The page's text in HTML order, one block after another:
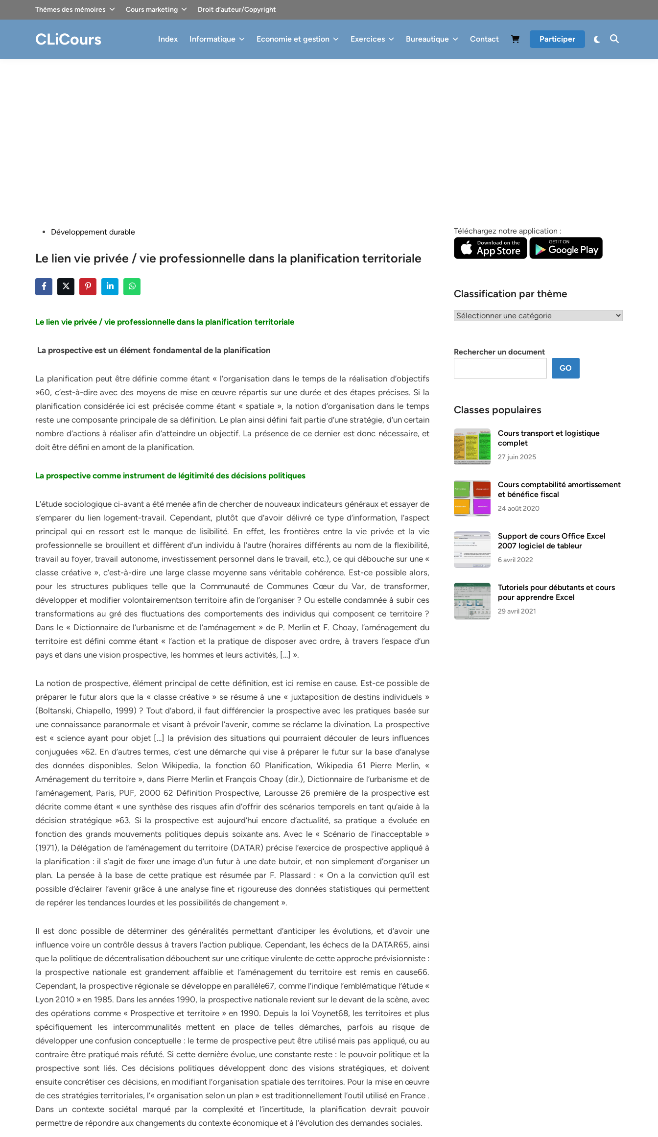
Thèmes des mémoires Cours marketing Droit d’auteur/Copyright
CLiCours Index Informatique Economie et gestion Exercices Bureautique Contact Participer
PostedDéveloppement durable
Le lien vie privée / vie professionnelle dans la planification territoriale
Le lien vie privée / vie professionnelle dans la planification territoriale
La prospective est un élément fondamental de la planification
La planification peut être définie comme étant « l’organisation dans le temps de la réalisation d’objectifs
»60, c’est-à-dire avec des moyens de mise en œuvre répartis sur une durée et des étapes précises. Si la
planification considérée ici est précisée comme étant « spatiale », la notion d’organisation dans le temps
reste une composante principale de sa définition. Le plan ainsi défini fait partie d’une stratégie, d’un certain
nombre d’actions à réaliser afin d’atteindre un objectif. La présence de ce dernier est donc nécessaire, et
doit être défini en amont de la planification.
La prospective comme instrument de légitimité des décisions politiques
L’étude sociologique ci-avant a été menée afin de chercher de nouveaux indicateurs généraux et essayer de
s’emparer du lien logement-travail. Cependant, plutôt que d’avoir délivré ce type d’information, l’aspect
principal qui en ressort est le manque de lisibilité. En effet, les frontières entre la vie privée et la vie
professionnelle se brouillent et diffèrent d’un individu à l’autre (horaires différents au nom de la flexibilité,
travail au foyer, travail autonome, investissement personnel dans le travail, etc.), ce qui débouche sur une «
classe créative », c’est-à-dire une large classe moyenne sans véritable cohérence. Est-ce possible alors,
pour les structures publiques telle que la Communauté de Communes Cœur du Var, de transformer,
développer et modifier volontairementson territoire afin de l’organiser ? Ou estelle condamnée à subir ces
transformations au gré des fluctuations des comportements des individus qui composent ce territoire ?
Dans le « Dictionnaire de l’urbanisme et de l’aménagement » de P. Merlin et F. Choay, l’aménagement du
territoire est défini comme étant « l’action et la pratique de disposer avec ordre, à travers l’espace d’un
pays et dans une vision prospective, les hommes et leurs activités, […] ».
La notion de prospective, élément principal de cette définition, est ici remise en cause. Est-ce possible de
préparer le futur alors que la « classe créative » se résume à une « juxtaposition de destins individuels »
(Boltanski, Chiapello, 1999) ? Tout d’abord, il faut différencier la prospective avec les pratiques basée sur
une connaissance paranormale et visant à prévoir l’avenir, comme se réclame la divination. La prospective
est « science ayant pour objet […] la prévision des situations qui pourraient découler de leurs influences
conjuguées »62. En d’autres termes, c’est une démarche qui vise à préparer le futur sur la base d’analyse
des données disponibles. Selon Wikipedia, la fonction 60 Planification, Wikipedia 61 Pierre Merlin, «
Aménagement du territoire », dans Pierre Merlin et François Choay (dir.), Dictionnaire de l’urbanisme et de
l’aménagement, Paris, PUF, 2000 62 Définition Prospective, Larousse 26 première de la prospective est
décrite comme étant « une synthèse des risques afin d’offrir des scénarios temporels en tant qu’aide à la
décision stratégique »63. Si la prospective est aujourd’hui encore d’actualité, sa pratique a évoluée en
fonction des grands mouvements politiques depuis soixante ans. Avec le « Scénario de l’inacceptable »
(1971), la Délégation de l’aménagement du territoire (DATAR) précise l’exercice de prospective appliqué à
la planification : il s’agit de fixer une image d’un futur à une date butoir, et non simplement d’organiser un
plan. La pensée à la base de cette pratique est résumée par F. Plassard : « On a la conviction qu’il est
possible d’éclairer l’avenir grâce à une analyse fine et rigoureuse des données statistiques qui permettent
de repérer les tendances lourdes et les possibilités de changement ».
Il est donc possible de déterminer des généralités permettant d’anticiper les évolutions, et d’avoir une
influence voire un contrôle dessus à travers l’action publique. Cependant, les échecs de la DATAR65, ainsi
que la politique de décentralisation débouchent sur une critique virulente de cette approche prévisionniste :
la prospective nationale est grandement affaiblie et l’aménagement du territoire est remis en cause66.
Cependant, la prospective régionale se développe en parallèle67, comme l’indique l’emblématique l’étude «
Lyon 2010 » en 1985. Dans les années 1990, la prospective nationale revient sur le devant de la scène, avec
des opérations comme « Prospective et territoire » en 1990. Depuis la loi Voynet68, les territoires et plus
spécifiquement les intercommunalités mettent en place de telles démarches, parfois au risque de
développer une confusion conceptuelle : le terme de prospective peut être utilisé mais pas appliqué, ou au
contraire être pratiqué mais réfuté. Si cette dernière évolue, une constante reste : le pouvoir politique et la
prospective sont liés. Ces décisions politiques développent donc des visions stratégiques, et doivent
ensuite concrétiser ces décisions, en modifiant l’organisation spatiale des territoires. Pour la mise en œuvre
de ces stratégies territoriales, l’« organisation selon un plan » est traditionnellement l’outil utilisé en France .
Dans un contexte sociétal marqué par la complexité et l’incertitude, la planification devrait pouvoir
permettre de répondre aux changements du contexte économique et à l’évolution des demandes sociales.
Téléchargez notre application :
Classification par thème
Classification
Rechercher un document
GO
Classes populaires
Cours transport et logistique
complet
27 juin 2025
Cours comptabilité amortissement
et bénéfice fiscal
24 août 2020
Support de cours Office Excel
2007 logiciel de tableur
6 avril 2022
Tutoriels pour débutants et cours
pour apprendre Excel
29 avril 2021